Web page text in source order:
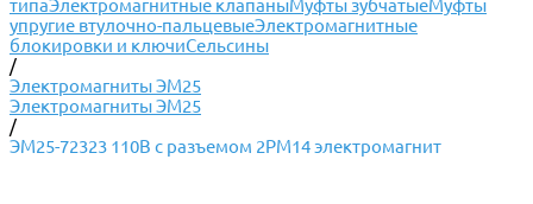
типаЭлектромагнитные клапаныМуфты зубчатыеМуфты
упругие втулочно-пальцевыеЭлектромагнитные
блокировки и ключиСельсины
/
Электромагниты ЭМ25
Электромагниты ЭМ25
/
ЭМ25-72323 110В с разъемом 2РМ14 электромагнит